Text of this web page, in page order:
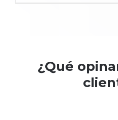
¿Qué